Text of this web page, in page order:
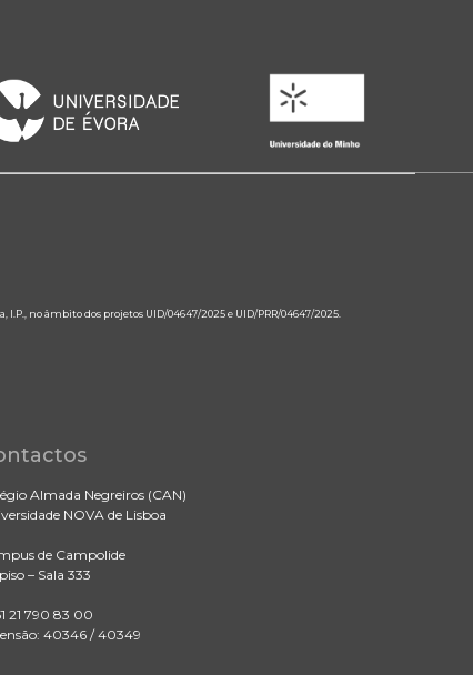
no âmbito dos projetos UID/04647/2025 e UID/PRR/04647/2025.
Almada Negreiros (CAN)
NOVA de Lisboa
de Campolide
– Sala 333
21 790 83 00
40346 / 40349